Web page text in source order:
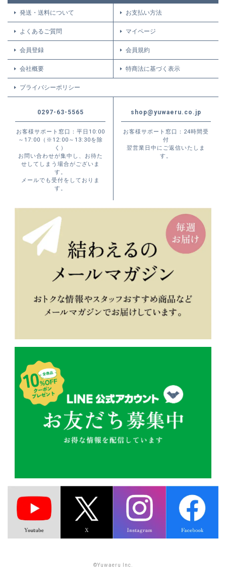
発送・送料について お支払い方法
よくあるご質問 マイページ
会員登録 会員規約
会社概要 特商法に基づく表示
プライバシーポリシー
0297-63-5565
お客様サポート窓口：平日10:00
～17:00（※12:00～13:30を除
く）
お問い合わせが集中し、お待た
せしてしまう場合がございま
す。
メールでも受付をしておりま
す。
shop@yuwaeru.co.jp
お客様サポート窓口：24時間受
付
翌営業日中にご返信いたしま
す。
©Yuwaeru Inc.